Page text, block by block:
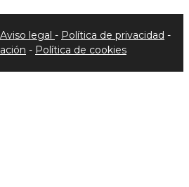
Aviso legal - Política de privacidad -
- Política de cookies